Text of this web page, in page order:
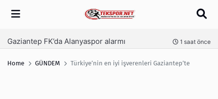
Arama
Gaziantep FK’da Alanyaspor alarmı 1 saat önce
Home GÜNDEM Türkiye’nin en iyi işverenleri Gaziantep’te